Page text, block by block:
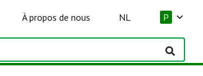
À propos de nous NL P